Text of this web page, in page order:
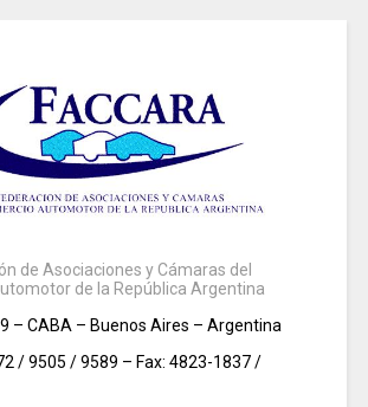
de Asociaciones y Cámaras del
de la República Argentina
– CABA – Buenos Aires – Argentina
/ 9505 / 9589 – Fax: 4823-1837 /